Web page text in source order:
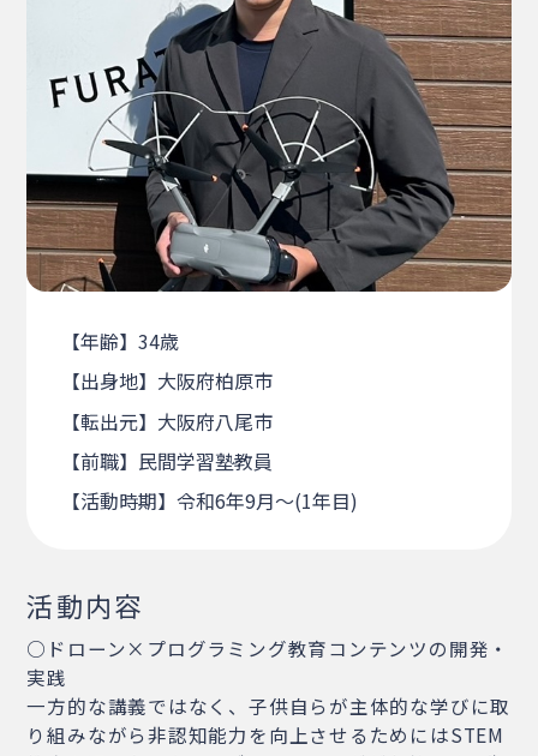
【年齢】34歳
【出身地】大阪府柏原市
【転出元】大阪府八尾市
【前職】民間学習塾教員
【活動時期】令和6年9月～(1年目)
活動内容
○ドローン×プログラミング教育コンテンツの開発・
実践
一方的な講義ではなく、子供自らが主体的な学びに取
り組みながら非認知能力を向上させるためにはSTEM